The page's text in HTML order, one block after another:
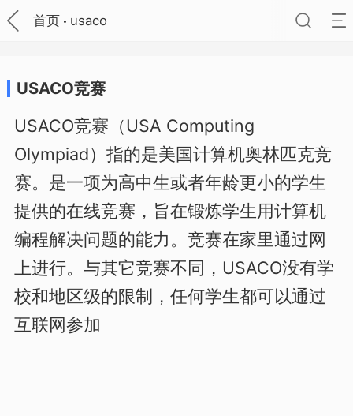
首页 usaco
USACO竞赛
USACO竞赛（USA Computing
Olympiad）指的是美国计算机奥林匹克竞
赛。是一项为高中生或者年龄更小的学生
提供的在线竞赛，旨在锻炼学生用计算机
编程解决问题的能力。竞赛在家里通过网
上进行。与其它竞赛不同，USACO没有学
校和地区级的限制，任何学生都可以通过
互联网参加